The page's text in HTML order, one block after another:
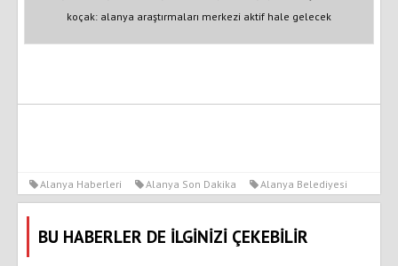
koçak: alanya araştırmaları merkezi aktif hale gelecek
Alanya Haberleri Alanya Son Dakika Alanya Belediyesi
BU HABERLER DE İLGİNİZİ ÇEKEBİLİR